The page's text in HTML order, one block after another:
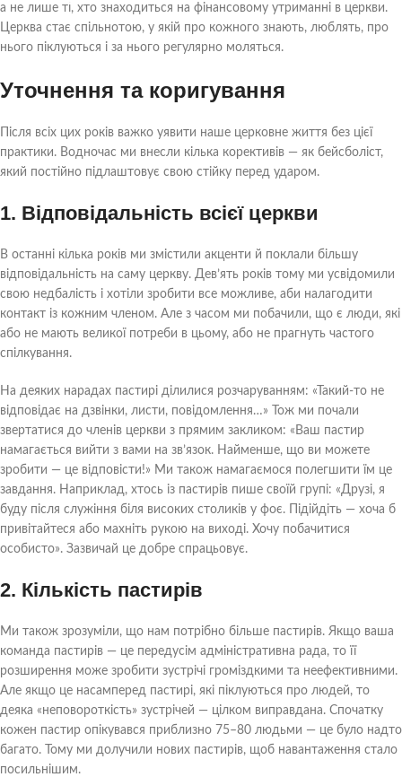
а не лише ті, хто знаходиться на фінансовому утриманні в церкви.
Церква стає спільнотою, у якій про кожного знають, люблять, про
нього піклуються і за нього регулярно моляться.
Уточнення та коригування
Після всіх цих років важко уявити наше церковне життя без цієї
практики. Водночас ми внесли кілька корективів — як бейсболіст,
який постійно підлаштовує свою стійку перед ударом.
1. Відповідальність всієї церкви
В останні кілька років ми змістили акценти й поклали більшу
відповідальність на саму церкву. Дев’ять років тому ми усвідомили
свою недбалість і хотіли зробити все можливе, аби налагодити
контакт із кожним членом. Але з часом ми побачили, що є люди, які
або не мають великої потреби в цьому, або не прагнуть частого
спілкування.
На деяких нарадах пастирі ділилися розчаруванням: «Такий-то не
відповідає на дзвінки, листи, повідомлення…» Тож ми почали
звертатися до членів церкви з прямим закликом: «Ваш пастир
намагається вийти з вами на зв’язок. Найменше, що ви можете
зробити — це відповісти!» Ми також намагаємося полегшити їм це
завдання. Наприклад, хтось із пастирів пише своїй групі: «Друзі, я
буду після служіння біля високих столиків у фоє. Підійдіть — хоча б
привітайтеся або махніть рукою на виході. Хочу побачитися
особисто». Зазвичай це добре спрацьовує.
2. Кількість пастирів
Ми також зрозуміли, що нам потрібно більше пастирів. Якщо ваша
команда пастирів — це передусім адміністративна рада, то її
розширення може зробити зустрічі громіздкими та неефективними.
Але якщо це насамперед пастирі, які піклуються про людей, то
деяка «неповороткість» зустрічей — цілком виправдана. Спочатку
кожен пастир опікувався приблизно 75–80 людьми — це було надто
багато. Тому ми долучили нових пастирів, щоб навантаження стало
посильнішим.